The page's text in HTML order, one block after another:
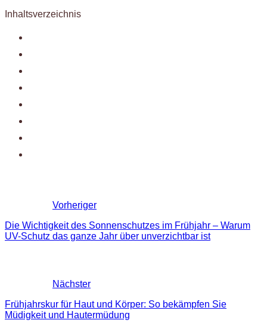
Inhaltsverzeichnis
Vorheriger
Die Wichtigkeit des Sonnenschutzes im Frühjahr – Warum
UV-Schutz das ganze Jahr über unverzichtbar ist
Nächster
Frühjahrskur für Haut und Körper: So bekämpfen Sie
Müdigkeit und Hautermüdung